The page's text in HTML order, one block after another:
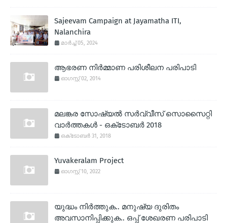
Sajeevam Campaign at Jayamatha ITI,
Nalanchira
മാർച്ച് 05, 2024
ആഭരണ നിര്‍മ്മാണ പരിശീലന പരിപാടി
ഓഗസ്റ്റ് 02, 2014
മലങ്കര സോഷ്യല്‍ സര്‍വ്വീസ് സൊസൈറ്റി
വാര്‍ത്തകള്‍ - ഒക്‌ടോബര്‍ 2018
ഒക്‌ടോബർ 31, 2018
Yuvakeralam Project
ഓഗസ്റ്റ് 10, 2022
യുദ്ധം നിര്‍ത്തുക.. മനുഷ്യ ദുരിതം
അവസാനിപ്പിക്കുക.. ഒപ്പ് ശേഖരണ പരിപാടി